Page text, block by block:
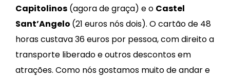
Capitolinos (agora de graça) e o Castel
Sant’Angelo (21 euros nós dois). O cartão de 48
horas custava 36 euros por pessoa, com direito a
transporte liberado e outros descontos em
atrações. Como nós gostamos muito de andar e